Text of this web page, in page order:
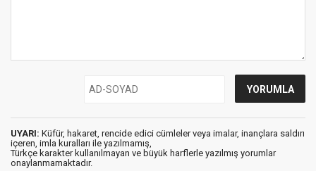
UYARI: Küfür, hakaret, rencide edici cümleler veya imalar, inançlara saldırı
içeren, imla kuralları ile yazılmamış,
Türkçe karakter kullanılmayan ve büyük harflerle yazılmış yorumlar
onaylanmamaktadır.